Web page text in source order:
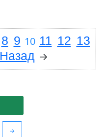
→
8 9 10 11 12 13
Назад →